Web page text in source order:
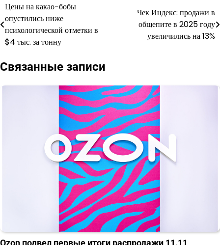
Навигация
по
записям
Цены на какао-бобы
опустились ниже
психологической отметки в
$4 тыс. за тонну
Чек Индекс: продажи в
общепите в 2025 году
увеличились на 13%
Связанные записи